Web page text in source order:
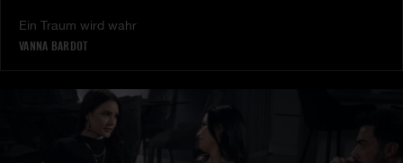
Ein Traum wird wahr
VANNA BARDOT